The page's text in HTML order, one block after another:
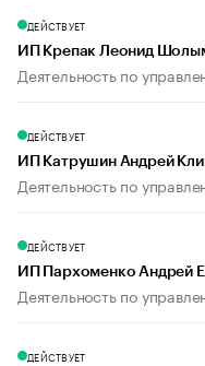
ДЕЙСТВУЕТ
ИП Крепак Леонид
Деятельность по
ДЕЙСТВУЕТ
ИП Катрушин Андрей
Деятельность по
ДЕЙСТВУЕТ
ИП Пархоменко Андрей
Деятельность по
ДЕЙСТВУЕТ